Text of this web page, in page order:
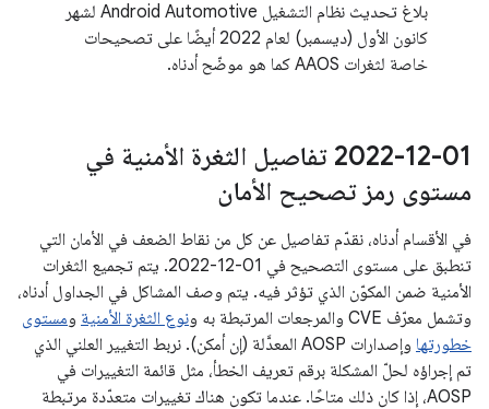
بلاغ تحديث نظام التشغيل Android Automotive لشهر
كانون الأول (ديسمبر) لعام 2022 أيضًا على تصحيحات
خاصة لثغرات AAOS كما هو موضّح أدناه.
‎2022-12-01 تفاصيل الثغرة الأمنية في
مستوى رمز تصحيح الأمان
في الأقسام أدناه، نقدّم تفاصيل عن كل من نقاط الضعف في الأمان التي
تنطبق على مستوى التصحيح في 01‏-12‏-2022. يتم تجميع الثغرات
الأمنية ضمن المكوّن الذي تؤثر فيه. يتم وصف المشاكل في الجداول أدناه،
وتشمل معرّف CVE والمرجعات المرتبطة به و
نوع الثغرة الأمنية ومستوى
خطورتها
وإصدارات AOSP المعدَّلة (إن أمكن). نربط التغيير العلني الذي
تم إجراؤه لحلّ المشكلة برقم تعريف الخطأ، مثل قائمة التغييرات في
AOSP، إذا كان ذلك متاحًا. عندما تكون هناك تغييرات متعدّدة مرتبطة